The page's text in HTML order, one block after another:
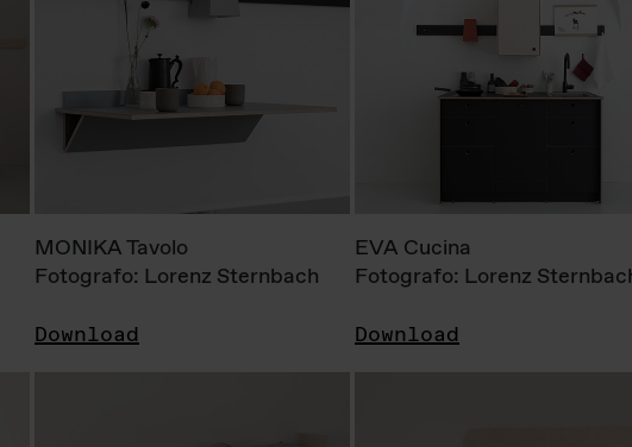
MONIKA Tavolo
Fotografo: Lorenz Sternbach
Download
EVA Cucina
Fotografo: Lorenz
Download